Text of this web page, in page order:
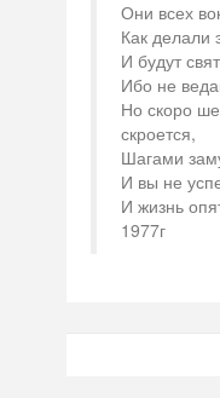
Они всех
Как делали
И будут
Ибо не
Но скоро
скроется,
Шагами
И вы не
И жизнь
1977г